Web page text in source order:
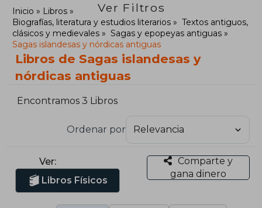
Ver Filtros
Inicio
Libros
Biografías, literatura y estudios literarios
Textos antiguos,
clásicos y medievales
Sagas y epopeyas antiguas
Sagas islandesas y nórdicas antiguas
Libros de Sagas islandesas y
nórdicas antiguas
Encontramos 3 Libros
Ordenar por
Ver:
Libros Físicos
Comparte y
gana dinero